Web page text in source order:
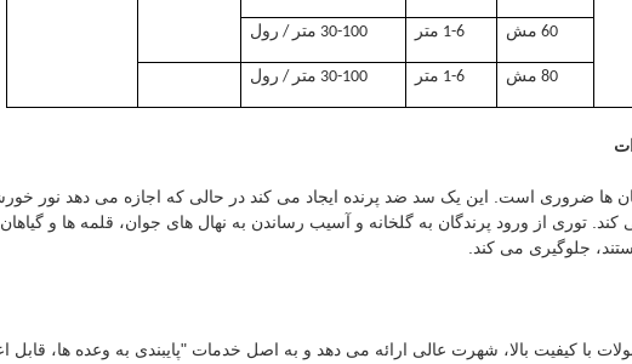
60 مش 1-6 متر 30-100 متر / رول
80 مش 1-6 متر 30-100 متر / رول
ها ضروری است. این یک سد ضد پرنده ایجاد می کند در حالی که اجازه می دهد نور
توری از ورود پرندگان به گلخانه و آسیب رساندن به نهال های جوان، قلمه ها و
جلوگیری می کند.
با کیفیت بالا، شهرت عالی ارائه می دهد و به اصل خدمات "پایبندی به وعده ها، قابل